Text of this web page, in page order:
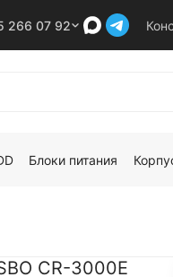
266 07 92
Блоки питания
CR-3000E